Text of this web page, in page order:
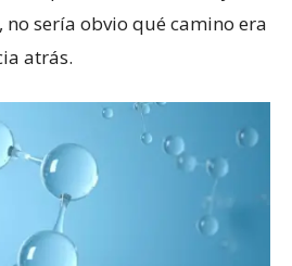
sería obvio qué camino era
atrás.